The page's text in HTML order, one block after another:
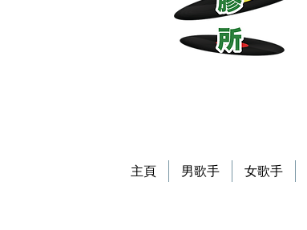
主頁 男歌手 女歌手